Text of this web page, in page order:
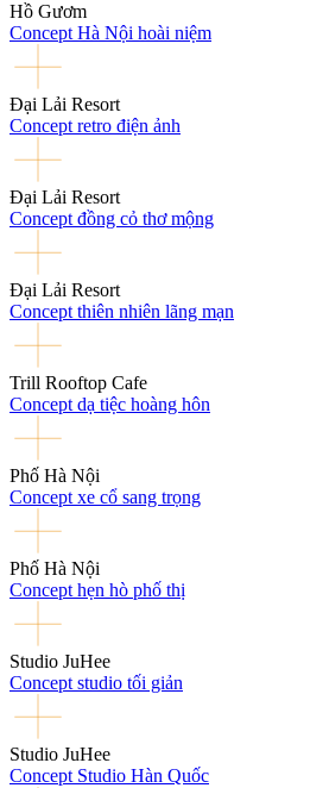
Hồ Gươm
Concept Hà Nội hoài niệm
Đại Lải Resort
Concept retro điện ảnh
Đại Lải Resort
Concept đồng cỏ thơ mộng
Đại Lải Resort
Concept thiên nhiên lãng mạn
Trill Rooftop Cafe
Concept dạ tiệc hoàng hôn
Phố Hà Nội
Concept xe cổ sang trọng
Phố Hà Nội
Concept hẹn hò phố thị
Studio JuHee
Concept studio tối giản
Studio JuHee
Concept Studio Hàn Quốc